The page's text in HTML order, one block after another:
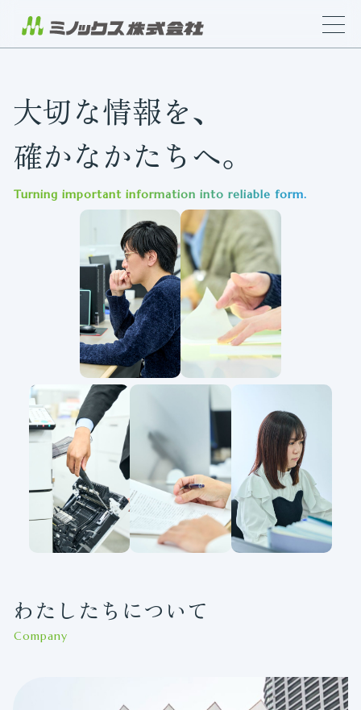
大切な情報を、
確かなかたちへ。
Turning important information into reliable form.
わたしたちについて
Company